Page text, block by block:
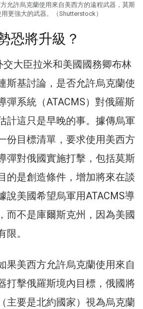
允許烏克蘭使用來自美西方的遠程武器，莫斯
更強大的武器。（Shutterstock）
恐將升級？
交大臣拉米和美國國務卿布林
斯基討論，是否允許烏克蘭使
彈系統（ATACMS）對俄羅斯
計這只是早晚的事。據傳烏軍
份目標清單，要求使用美西方
彈對俄國實施打擊，包括莫斯
的是創造條件，增加將來在談
說美國希望烏軍用ATACMS導
而不是庫爾斯克州，因為美國
。
果美西方允許烏克蘭使用來自
打擊俄羅斯境內目標，俄國將
主要是北約國家）視為烏克蘭